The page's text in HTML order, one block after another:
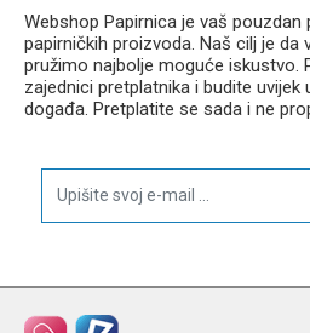
Webshop Papirnica je vaš pouzdan
papirničkih proizvoda. Naš cilj je da
pružimo najbolje moguće iskustvo.
zajednici pretplatnika i budite
događa. Pretplatite se sada i ne